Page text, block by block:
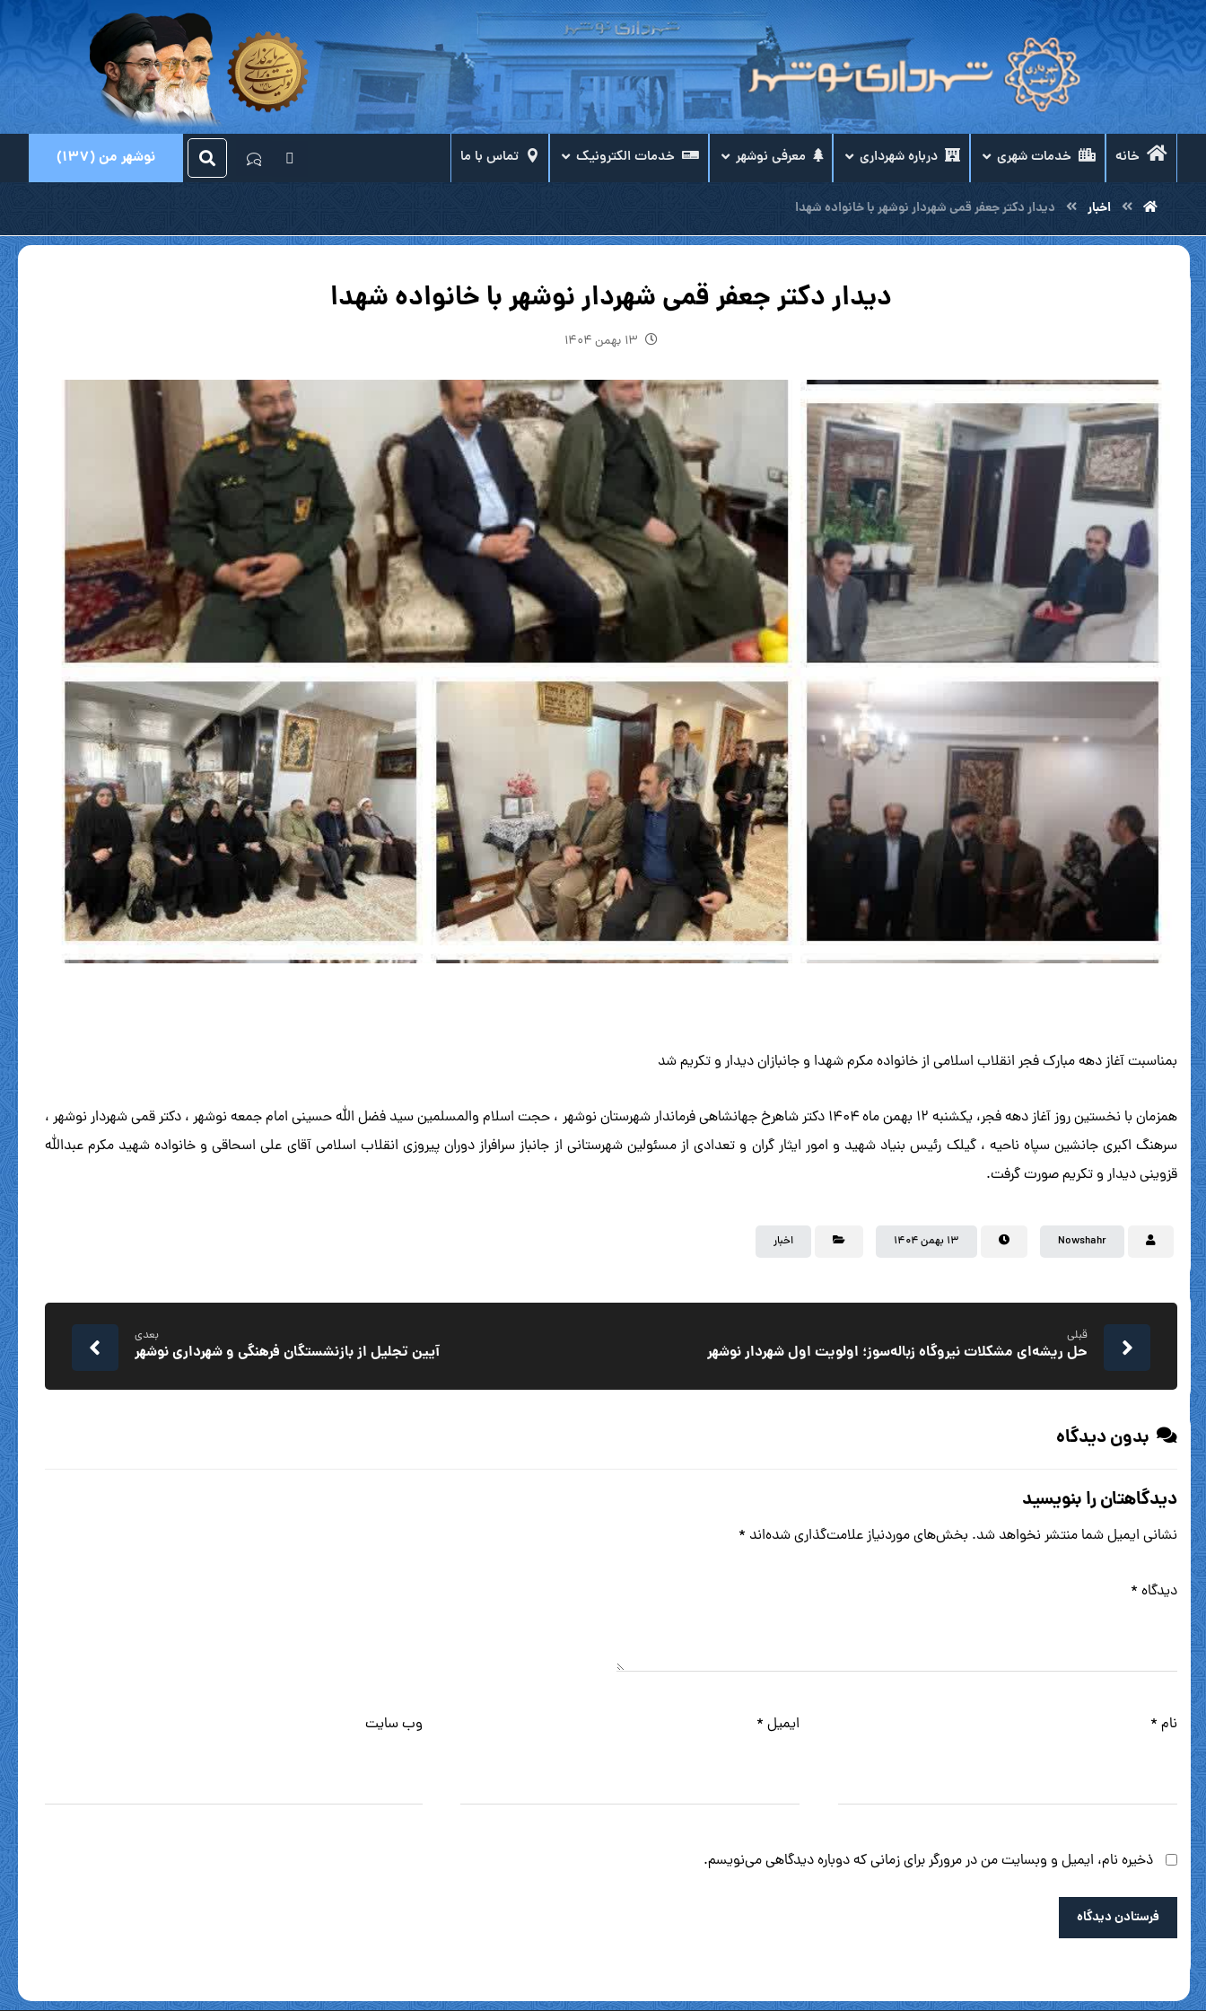
خانه خدمات شهری درباره شهرداری معرفی نوشهر خدمات الکترونیک تماس با ما نوشهر من (137)
اخبار دیدار دکتر جعفر قمی شهردار نوشهر با خانواده شهدا
دیدار دکتر جعفر قمی شهردار نوشهر با خانواده شهدا
۱۳ بهمن ۱۴۰۴
بمناسبت آغاز دهه مبارک فجر انقلاب اسلامی از خانواده مکرم شهدا و جانبازان دیدار و تکریم شد
همزمان با نخستین روز آغاز دهه فجر، یکشنبه ۱۲ بهمن ماه ۱۴۰۴ دکتر شاهرخ جهانشاهی فرماندار شهرستان نوشهر ، حجت اسلام والمسلمین سید فضل الله حسینی امام جمعه نوشهر ، دکتر قمی شهردار نوشهر ،
سرهنگ اکبری جانشین سپاه ناحیه ، گیلک رئیس بنیاد شهید و امور ایثار گران و تعدادی از مسئولین شهرستانی از جانباز سرافراز دوران پیروزی انقلاب اسلامی آقای علی اسحاقی و خانواده شهید مکرم عبدالله
قزوینی دیدار و تکریم صورت گرفت.
Nowshahr ۱۳ بهمن ۱۴۰۴ اخبار
قبلی
حل ریشه‌ای مشکلات نیروگاه زباله‌سوز؛ اولویت اول شهردار نوشهر
بعدی
آیین تجلیل از بازنشستگان فرهنگی و شهرداری نوشهر
بدون دیدگاه
دیدگاهتان را بنویسید
نشانی ایمیل شما منتشر نخواهد شد. بخش‌های موردنیاز علامت‌گذاری شده‌اند *
دیدگاه *
نام * ایمیل * وب‌ سایت
ذخیره نام، ایمیل و وبسایت من در مرورگر برای زمانی که دوباره دیدگاهی می‌نویسم.
فرستادن دیدگاه